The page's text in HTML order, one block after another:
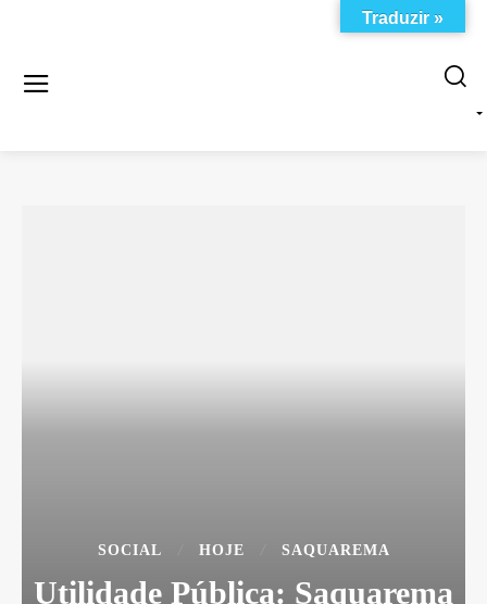
SOCIAL HOJE SAQUAREMA
Utilidade Pública: Saquarema
Traduzir »